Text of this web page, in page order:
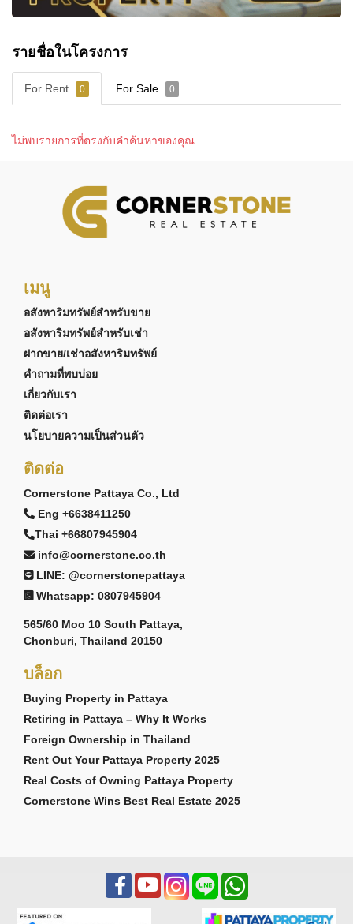
รายชื่อในโครงการ
For Rent 0 For Sale 0
ไม่พบรายการที่ตรงกับคำค้นหาของคุณ
เมนู
อสังหาริมทรัพย์สำหรับขาย
อสังหาริมทรัพย์สำหรับเช่า
ฝากขาย/เช่าอสังหาริมทรัพย์
คำถามที่พบบ่อย
เกี่ยวกับเรา
ติดต่อเรา
นโยบายความเป็นส่วนตัว
ติดต่อ
Cornerstone Pattaya Co., Ltd
Eng +6638411250
Thai +66807945904
info@cornerstone.co.th
LINE: @cornerstonepattaya
Whatsapp: 0807945904
565/60 Moo 10 South Pattaya,
Chonburi, Thailand 20150
บล็อก
Buying Property in Pattaya
Retiring in Pattaya – Why It Works
Foreign Ownership in Thailand
Rent Out Your Pattaya Property 2025
Real Costs of Owning Pattaya Property
Cornerstone Wins Best Real Estate 2025